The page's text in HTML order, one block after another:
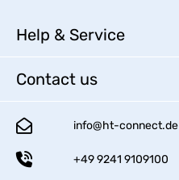
Help & Service
Contact us
info@ht-connect.de
+49 9241 9109100